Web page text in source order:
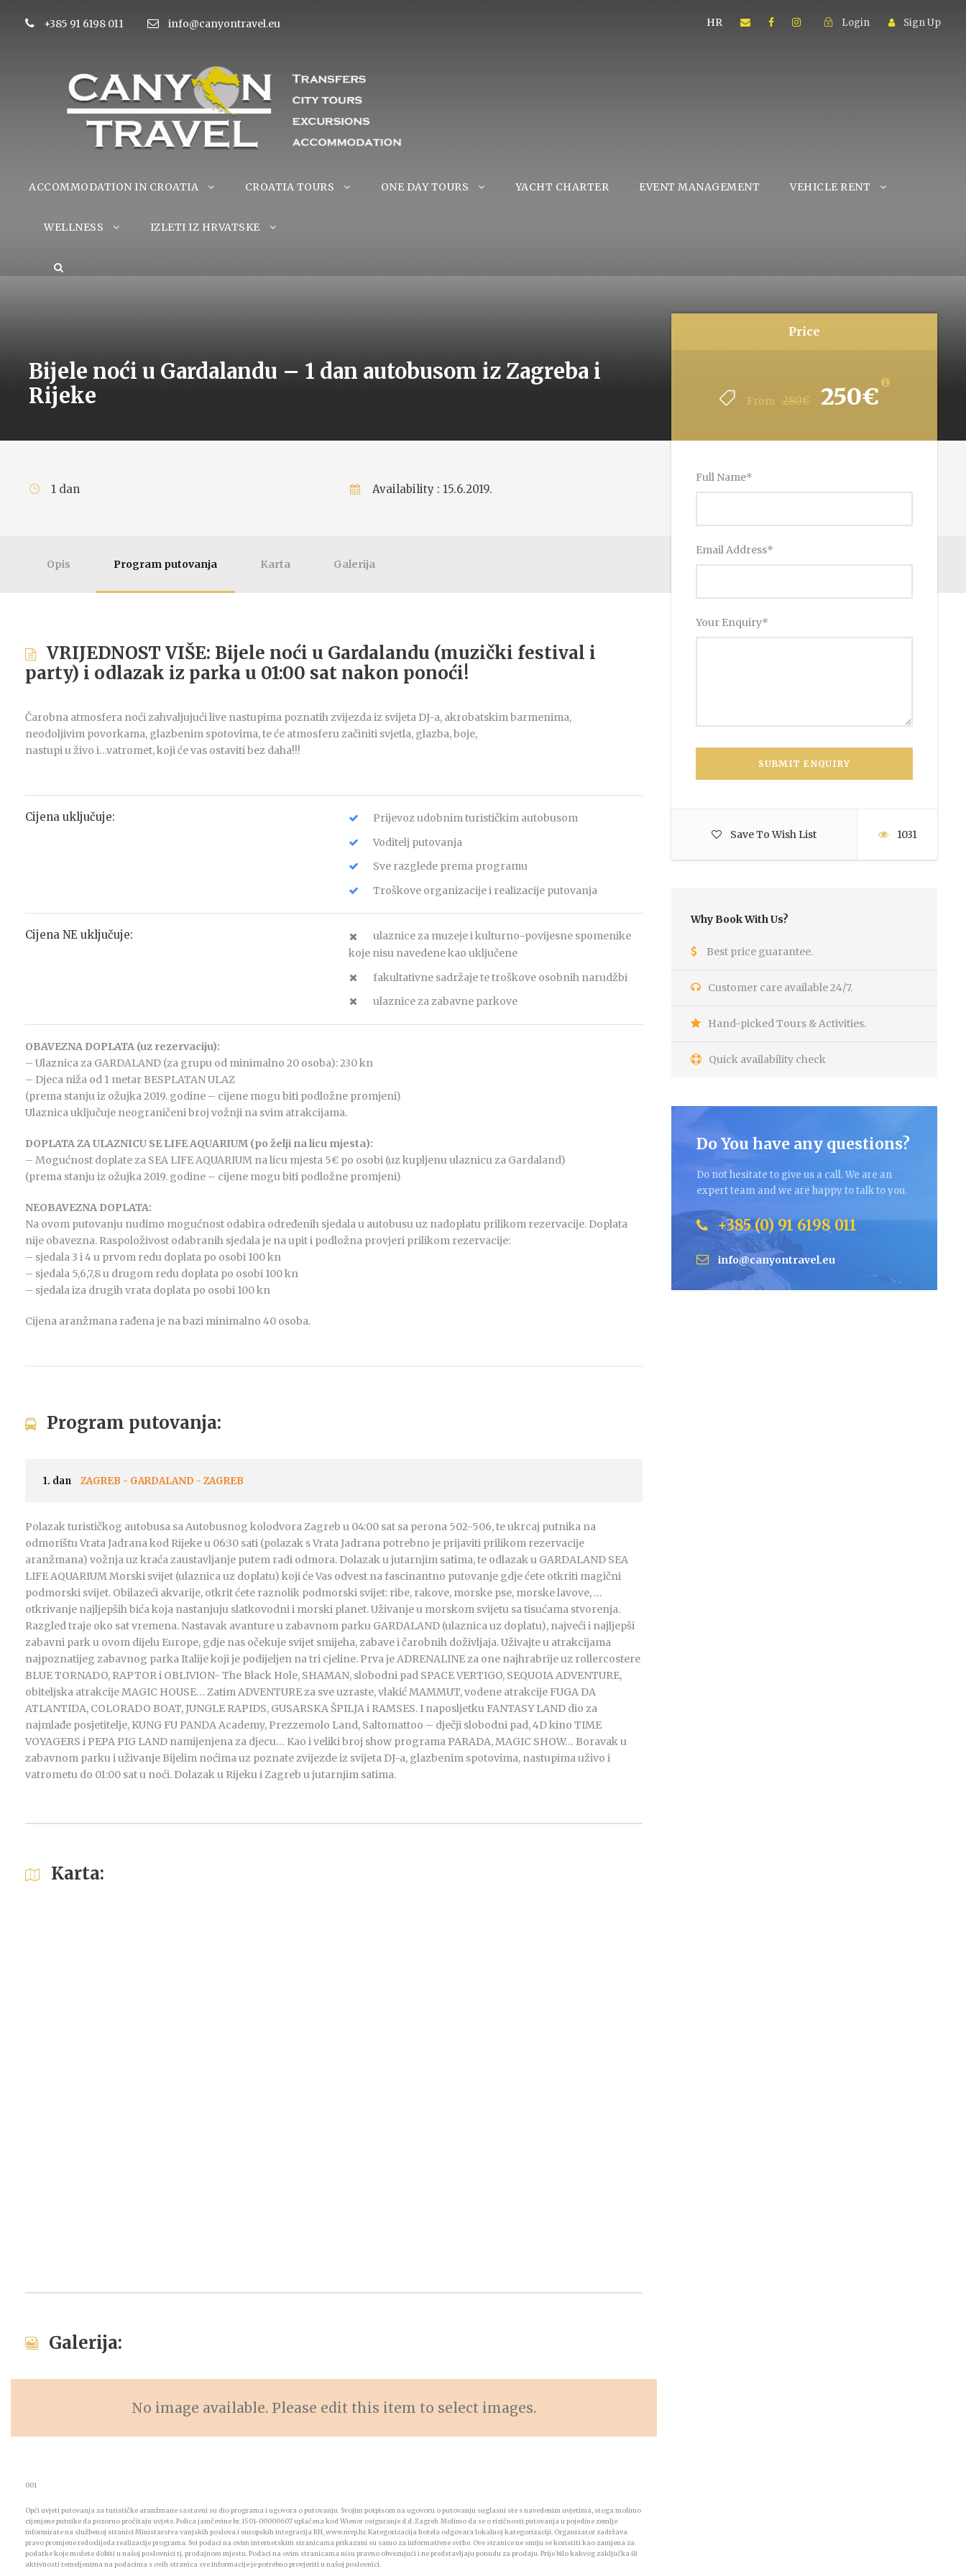
+385 91 6198 011 info@canyontravel.eu HR Login Sign Up
ACCOMMODATION IN CROATIA CROATIA TOURS ONE DAY TOURS YACHT CHARTER EVENT MANAGEMENT VEHICLE RENT
WELLNESS IZLETI IZ HRVATSKE
Bijele noći u Gardalandu – 1 dan autobusom iz Zagreba i
Rijeke
Price
From 280€ 250€
Full Name*
Email Address*
Your Enquiry*
Save To Wish List 1031
Why Book With Us?
Best price guarantee.
Customer care available 24/7.
Hand-picked Tours & Activities.
Quick availability check
Do You have any questions?
Do not hesitate to give us a call. We are an
expert team and we are happy to talk to you.
+385 (0) 91 6198 011
info@canyontravel.eu
1 dan Availability : 15.6.2019.
Opis Program putovanja Karta Galerija
VRIJEDNOST VIŠE: Bijele noći u Gardalandu (muzički festival i
party) i odlazak iz parka u 01:00 sat nakon ponoći!
Čarobna atmosfera noći zahvaljujući live nastupima poznatih zvijezda iz svijeta DJ-a, akrobatskim barmenima,
neodoljivim povorkama, glazbenim spotovima, te će atmosferu začiniti svjetla, glazba, boje,
nastupi u živo i…vatromet, koji će vas ostaviti bez daha!!!
Cijena uključuje:
Prijevoz udobnim turističkim autobusom
Voditelj putovanja
Sve razglede prema programu
Troškove organizacije i realizacije putovanja
Cijena NE uključuje:
ulaznice za muzeje i kulturno-povijesne spomenike
koje nisu navedene kao uključene
fakultativne sadržaje te troškove osobnih narudžbi
ulaznice za zabavne parkove
OBAVEZNA DOPLATA (uz rezervaciju):
– Ulaznica za GARDALAND (za grupu od minimalno 20 osoba): 230 kn
– Djeca niža od 1 metar BESPLATAN ULAZ
(prema stanju iz ožujka 2019. godine – cijene mogu biti podložne promjeni)
Ulaznica uključuje neograničeni broj vožnji na svim atrakcijama.
DOPLATA ZA ULAZNICU SE LIFE AQUARIUM (po želji na licu mjesta):
– Mogućnost doplate za SEA LIFE AQUARIUM na licu mjesta 5€ po osobi (uz kupljenu ulaznicu za Gardaland)
(prema stanju iz ožujka 2019. godine – cijene mogu biti podložne promjeni)
NEOBAVEZNA DOPLATA:
Na ovom putovanju nudimo mogućnost odabira određenih sjedala u autobusu uz nadoplatu prilikom rezervacije. Doplata
nije obavezna. Raspoloživost odabranih sjedala je na upit i podložna provjeri prilikom rezervacije:
– sjedala 3 i 4 u prvom redu doplata po osobi 100 kn
– sjedala 5,6,7,8 u drugom redu doplata po osobi 100 kn
– sjedala iza drugih vrata doplata po osobi 100 kn
Cijena aranžmana rađena je na bazi minimalno 40 osoba.
Program putovanja:
1. dan ZAGREB - GARDALAND - ZAGREB
Polazak turističkog autobusa sa Autobusnog kolodvora Zagreb u 04:00 sat sa perona 502-506, te ukrcaj putnika na
odmorištu Vrata Jadrana kod Rijeke u 06:30 sati (polazak s Vrata Jadrana potrebno je prijaviti prilikom rezervacije
aranžmana) vožnja uz kraća zaustavljanje putem radi odmora. Dolazak u jutarnjim satima, te odlazak u GARDALAND SEA
LIFE AQUARIUM Morski svijet (ulaznica uz doplatu) koji će Vas odvest na fascinantno putovanje gdje ćete otkriti magični
podmorski svijet. Obilazeći akvarije, otkrit ćete raznolik podmorski svijet: ribe, rakove, morske pse, morske lavove, …
otkrivanje najljepših bića koja nastanjuju slatkovodni i morski planet. Uživanje u morskom svijetu sa tisućama stvorenja.
Razgled traje oko sat vremena. Nastavak avanture u zabavnom parku GARDALAND (ulaznica uz doplatu), najveći i najljepši
zabavni park u ovom dijelu Europe, gdje nas očekuje svijet smijeha, zabave i čarobnih doživljaja. Uživajte u atrakcijama
najpoznatijeg zabavnog parka Italije koji je podijeljen na tri cjeline. Prva je ADRENALINE za one najhrabrije uz rollercostere
BLUE TORNADO, RAPTOR i OBLIVION- The Black Hole, SHAMAN, slobodni pad SPACE VERTIGO, SEQUOIA ADVENTURE,
obiteljska atrakcije MAGIC HOUSE… Zatim ADVENTURE za sve uzraste, vlakić MAMMUT, vodene atrakcije FUGA DA
ATLANTIDA, COLORADO BOAT, JUNGLE RAPIDS, GUSARSKA ŠPILJA i RAMSES. I naposljetku FANTASY LAND dio za
najmlađe posjetitelje, KUNG FU PANDA Academy, Prezzemolo Land, Saltomattoo – dječji slobodni pad, 4D kino TIME
VOYAGERS i PEPA PIG LAND namijenjena za djecu… Kao i veliki broj show programa PARADA, MAGIC SHOW… Boravak u
zabavnom parku i uživanje Bijelim noćima uz poznate zvijezde iz svijeta DJ-a, glazbenim spotovima, nastupima uživo i
vatrometu do 01:00 sat u noći. Dolazak u Rijeku i Zagreb u jutarnjim satima.
Karta:
Galerija:
No image available. Please edit this item to select images.
001
Opći uvjeti putovanja za turističke aranžmane sastavni su dio programa i ugovora o putovanju. Svojim potpisom na ugovoru o putovanju suglasni ste s navedenim uvjetima, stoga molimo
cijenjene putnike da pozorno pročitaju uvjete. Polica jamčevine br. 1501-00000607 uplaćena kod Wiener osiguranje d.d. Zagreb. Molimo da se o rizičnosti putovanja u pojedine zemlje
informirate na službenoj stranici Ministarstva vanjskih poslova i europskih integracija RH, www.mvp.hr. Kategorizacija hotela odgovara lokalnoj kategorizaciji. Organizator zadržava
pravo promjene redoslijeda realizacije programa. Svi podaci na ovim internetskim stranicama prikazani su samo za informativne svrhe. Ove stranice ne smiju se koristiti kao zamjena za
podatke koje možete dobiti u našoj poslovnici tj. prodajnom mjestu. Podaci na ovim stranicama nisu pravno obvezujući i ne predstavljaju ponudu za prodaju. Prije bilo kakvog zaključka ili
aktivnosti temeljenima na podacima s ovih stranica sve informacije je potrebno provjeriti u našoj poslovnici.